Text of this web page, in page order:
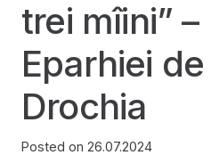
trei mîini”
Eparhiei
Drochia
Posted on 26.07.2024